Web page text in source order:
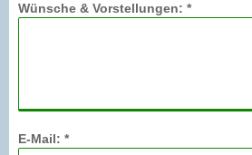
Wünsche & Vorstellungen: *
E-Mail: *